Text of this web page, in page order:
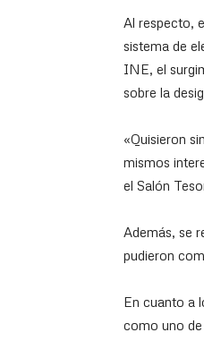
Al respecto,
sistema de
INE, el
sobre la
«Quisieron
mismos
el Salón
Además, se
pudieron
En cuanto a
como uno